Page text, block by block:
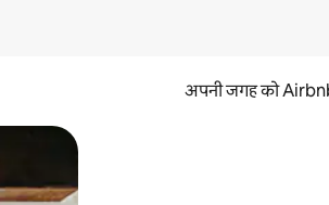
अपनी जगह को